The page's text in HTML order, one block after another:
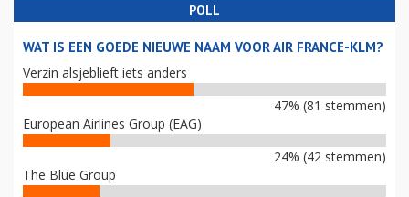
POLL
WAT IS EEN GOEDE NIEUWE NAAM VOOR AIR FRANCE-KLM?
Verzin alsjeblieft iets anders
47% (81 stemmen)
European Airlines Group (EAG)
24% (42 stemmen)
The Blue Group